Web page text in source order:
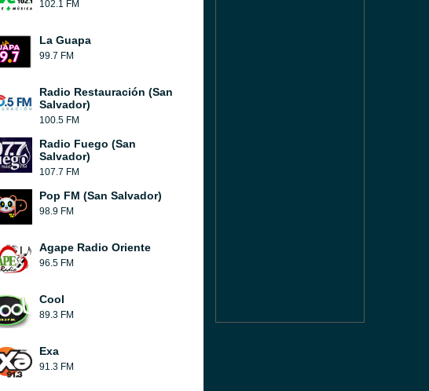
102.1 FM
La Guapa
99.7 FM
Radio Restauración (San
Salvador)
100.5 FM
Radio Fuego (San
Salvador)
107.7 FM
Pop FM (San Salvador)
98.9 FM
Agape Radio Oriente
96.5 FM
Cool
89.3 FM
Exa
91.3 FM